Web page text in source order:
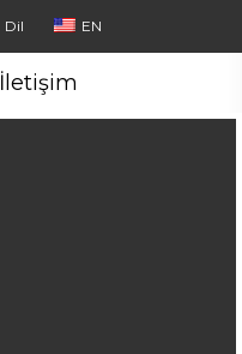
Dil EN
İletişim